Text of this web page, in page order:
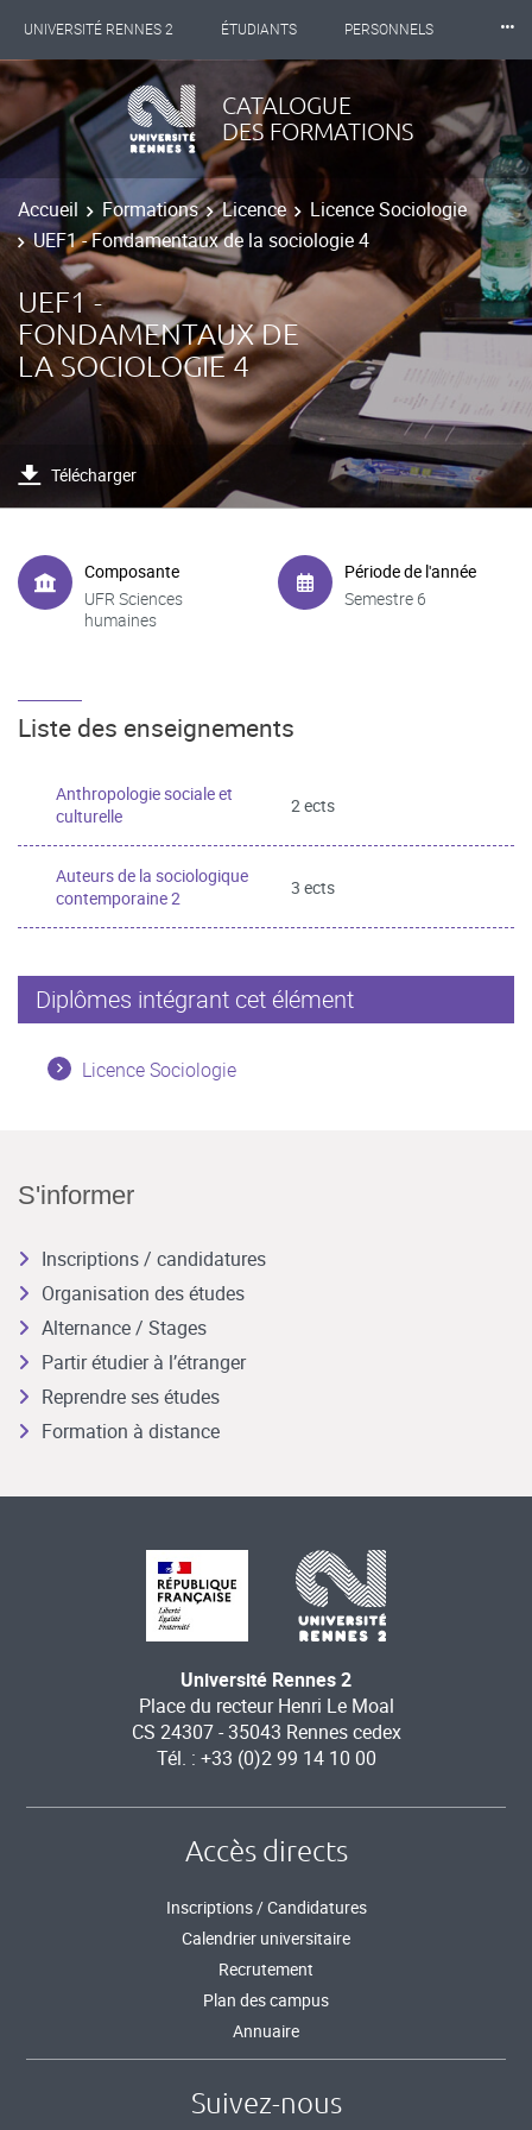
UNIVERSITÉ RENNES 2 ÉTUDIANTS PERSONNELS
INTERNATIONAL PROFESSIONNELS BIBLIOTHÈQUES
LES NOUVELLES DE RENNES 2
⸱⸱⸱
CATALOGUE
DES FORMATIONS
Accueil Formations Licence
Licence Sociologie
UEF1 - Fondamentaux de la sociologie 4
UEF1 -
FONDAMENTAUX DE
LA SOCIOLOGIE 4
Télécharger
Composante
UFR Sciences
humaines
Période de l'année
Semestre 6
Liste des enseignements
Anthropologie sociale et
culturelle
2 ects
Auteurs de la sociologique
contemporaine 2
3 ects
Diplômes intégrant cet élément
Licence Sociologie
S'informer
Inscriptions / candidatures
Organisation des études
Alternance / Stages
Partir étudier à l’étranger
Reprendre ses études
Formation à distance
Université Rennes 2
Place du recteur Henri Le Moal
CS 24307 - 35043 Rennes cedex
Tél. : +33 (0)2 99 14 10 00
Accès directs
Inscriptions / Candidatures
Calendrier universitaire
Recrutement
Plan des campus
Annuaire
Suivez-nous